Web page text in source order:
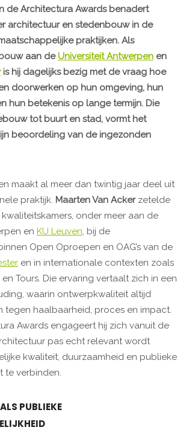
de Architectura Awards benadert
architectuur en stedenbouw in de
praktijken. Als
aan deUniversiteit Antwerpen en
is hij dagelijks bezig met de vraag hoe
doorwerken op hun omgeving, hun
hun betekenis op lange termijn. Die
tot buurt en stad, vormt het
beoordeling van de ingezonden
maakt al meer dan twintig jaar deel uit
praktijk. Maarten Van Ackerzetelde
kwaliteitskamers, onder meer aan de
en KU Leuven , bij de
binnen Open Oproepen en OAG’s van de
en in internationale contexten zoals
en Tours. Die ervaring vertaalt zich in een
waarin ontwerpkwaliteit altijd
haalbaarheid, proces en impact.
Awards engageert hij zich vanuit de
pas echt relevant wordt
kwaliteit, duurzaamheid en publieke
te verbinden.
PUBLIEKE